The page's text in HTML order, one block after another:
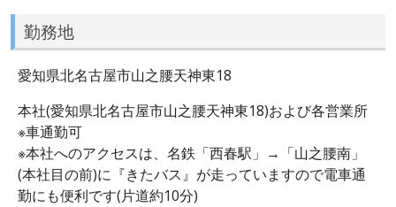
勤務地
愛知県北名古屋市山之腰天神東18
本社(愛知県北名古屋市山之腰天神東18)および各営業所
※車通勤可
※本社へのアクセスは、名鉄「西春駅」→「山之腰南」
(本社目の前)に『きたバス』が走っていますので電車通
勤にも便利です(片道約10分)